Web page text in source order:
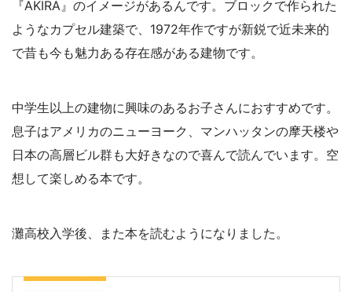
『AKIRA』のイメージがあるんです。ブロックで作られた
ようなカプセル建築で、1972年作ですが新鋭で近未来的
で昔も今も魅力ある存在感がある建物です。
中学生以上の建物に興味のあるお子さんにおすすめです。
息子はアメリカのニューヨーク、マンハッタンの摩天楼や
日本の高層ビル群も大好きなので喜んで読んでいます。空
想して楽しめる本です。
灘高校入学後、また本を読むようになりました。